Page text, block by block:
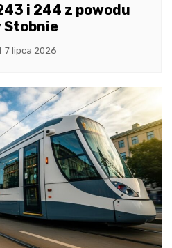
i 244 z powodu
Stobnie
7 lipca 2026